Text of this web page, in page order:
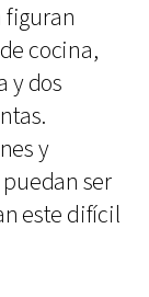
figuran
cocina,
y dos
y
ser
este difícil